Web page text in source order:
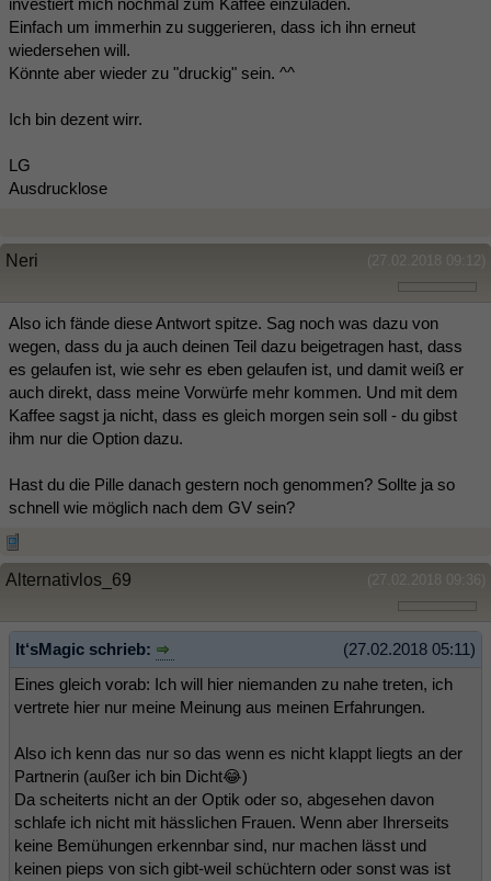
Einfach um immerhin zu suggerieren, dass ich ihn erneut
wiedersehen will.
Könnte aber wieder zu "druckig" sein. ^^
Ich bin dezent wirr.
LG
Ausdrucklose
(27.02.2018 09:12)
Neri
Also ich fände diese Antwort spitze. Sag noch was dazu von
wegen, dass du ja auch deinen Teil dazu beigetragen hast, dass
es gelaufen ist, wie sehr es eben gelaufen ist, und damit weiß er
auch direkt, dass meine Vorwürfe mehr kommen. Und mit dem
Kaffee sagst ja nicht, dass es gleich morgen sein soll - du gibst
ihm nur die Option dazu.
Hast du die Pille danach gestern noch genommen? Sollte ja so
schnell wie möglich nach dem GV sein?
(27.02.2018 09:36)
Alternativlos_69
(27.02.2018 05:11)
It‘sMagic schrieb:
Eines gleich vorab: Ich will hier niemanden zu nahe treten, ich
vertrete hier nur meine Meinung aus meinen Erfahrungen.
Also ich kenn das nur so das wenn es nicht klappt liegts an der
Partnerin (außer ich bin Dicht😂)
Da scheiterts nicht an der Optik oder so, abgesehen davon
schlafe ich nicht mit hässlichen Frauen. Wenn aber Ihrerseits
keine Bemühungen erkennbar sind, nur machen lässt und
keinen pieps von sich gibt-weil schüchtern oder sonst was ist